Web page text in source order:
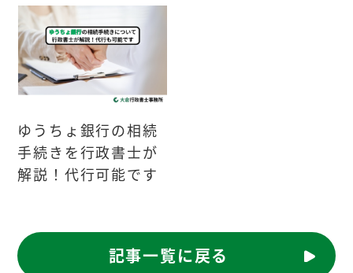
ゆうちょ銀行の相続
手続きを行政書士が
解説！代行可能です
記事一覧に戻る